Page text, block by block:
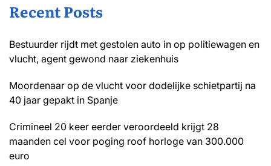
Recent Posts
Bestuurder rijdt met gestolen auto in op politiewagen en
vlucht, agent gewond naar ziekenhuis
Moordenaar op de vlucht voor dodelijke schietpartij na
40 jaar gepakt in Spanje
Crimineel 20 keer eerder veroordeeld krijgt 28
maanden cel voor poging roof horloge van 300.000
euro